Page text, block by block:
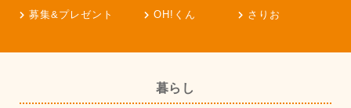
募集&プレゼント
OH!くん さりお
暮らし